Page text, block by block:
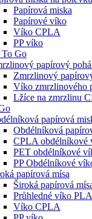
Papírová miska
Papírové víko
Víko CPLA
PP víko
Go
papírový
Zmrzlinový
Víko zmrzlinového
Lžíce na zmrzlinu
papírová
Obdélníková
CPLA obdélníkové
PET obdélníkové
PP Obdélníkové
papírová mísa
Široká papírová
Průhledné víko PLA
Víko CPLA